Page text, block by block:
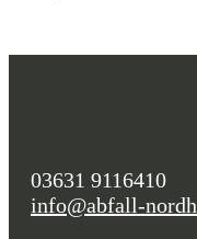
03631 9116410
info@abfall-